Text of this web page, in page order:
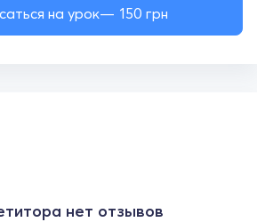
на урок 150 грн
нет отзывов